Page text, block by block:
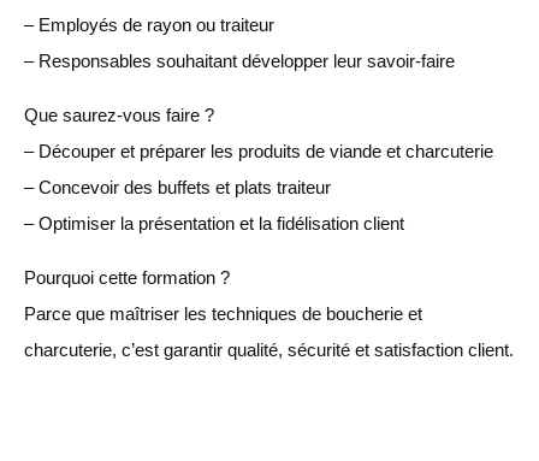
– Employés de rayon ou traiteur
– Responsables souhaitant développer leur savoir-faire
Que saurez-vous faire ?
– Découper et préparer les produits de viande et charcuterie
– Concevoir des buffets et plats traiteur
– Optimiser la présentation et la fidélisation client
Pourquoi cette formation ?
Parce que maîtriser les techniques de boucherie et
charcuterie, c’est garantir qualité, sécurité et satisfaction client.